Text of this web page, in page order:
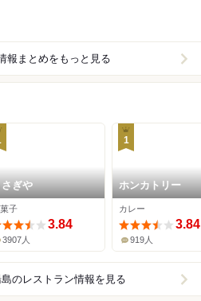
報まとめをもっと見る
ぎや
子
3.84
3907人
1
ホンカトリー
カレー
3.84
919人
のレストラン情報を見る